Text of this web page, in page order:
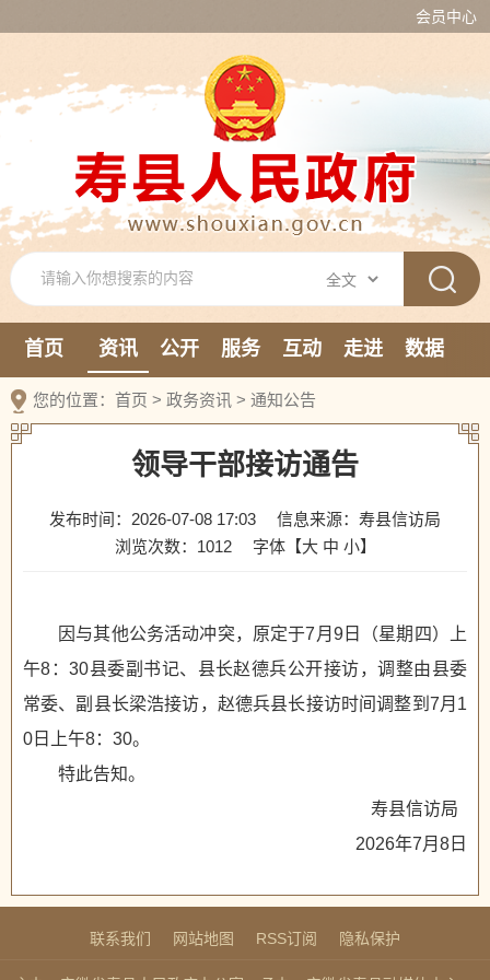
会员中心
首页 资讯 公开 服务 互动 走进
数据
新媒体
您的位置： 首页 > 政务资讯 > 通知公告
领导干部接访通告
发布时间：2026-07-08 17:03
信息来源：寿县信访局
浏览次数： 1012 字体【大 中 小】
因与其他公务活动冲突，原定于7月9日（星期四）上
午8：30县委副书记、县长赵德兵公开接访，调整由县委
常委、副县长梁浩接访，赵德兵县长接访时间调整到7月1
0日上午8：30。
特此告知。
寿县信访局
2026年7月8日
联系我们 网站地图 RSS订阅 隐私保护